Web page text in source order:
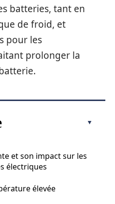
batteries, tant en
de froid, et
pour les
prolonger la
et son impact sur les
électriques
élevée